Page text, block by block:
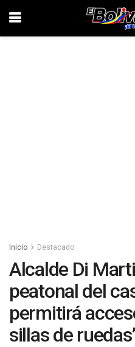
Inicio Destacado
Alcalde Di
peatonal del
permitirá
sillas de